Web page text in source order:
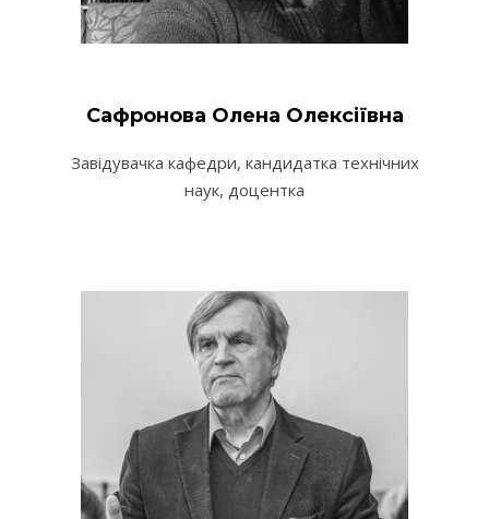
Сафронова Олена Олексіївна
Завідувачка кафедри, кандидатка технічних
наук, доцентка